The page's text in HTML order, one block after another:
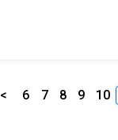
< 6 7 8 9 10